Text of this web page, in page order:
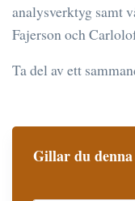
analysverktyg samt
Fajerson och
Ta del av ett
Gillar du